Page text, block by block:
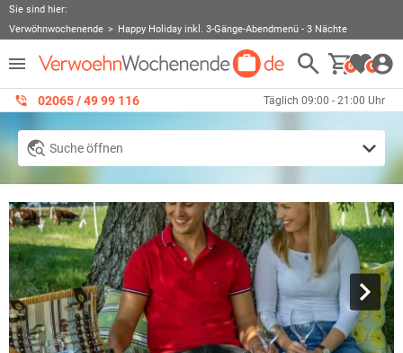
Sie sind hier:
Verwöhnwochenende
Happy Holiday inkl. 3-Gänge-Abendmenü - 3 Nächte
0 0
02065 / 49 ‌99 116 Täglich 09:00 - 21:00 Uhr
Suche öffnen